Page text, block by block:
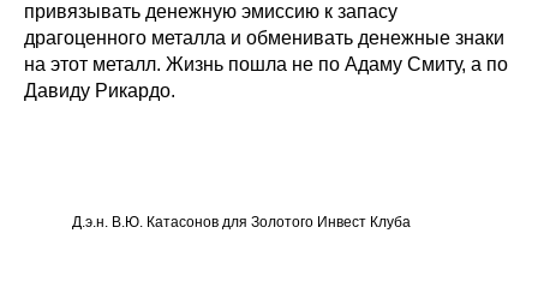
привязывать денежную эмиссию к запасу
драгоценного металла и обменивать денежные знаки
на этот металл. Жизнь пошла не по Адаму Смиту, а по
Давиду Рикардо.
Д.э.н. В.Ю. Катасонов для Золотого Инвест Клуба